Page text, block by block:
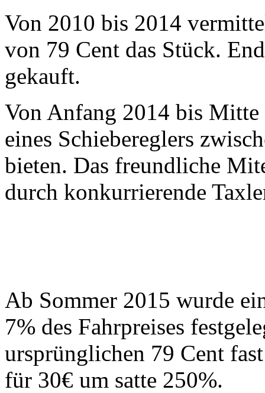
Von 2010 bis 2014
von 79 Cent das Stück.
gekauft.
Von Anfang 2014 bis
eines Schiebereglers
bieten. Das freundliche
durch konkurrierende
Ab Sommer 2015 wurde
7% des Fahrpreises
ursprünglichen 79 Cent
für 30€ um satte 250%.